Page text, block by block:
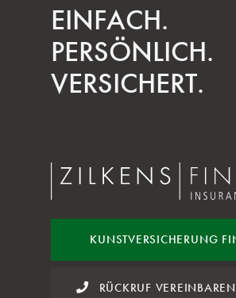
EINFACH.
PERSÖNLICH.
VERSICHERT.
KUNSTVERSICHERUNG
RÜCKRUF VEREINBAREN